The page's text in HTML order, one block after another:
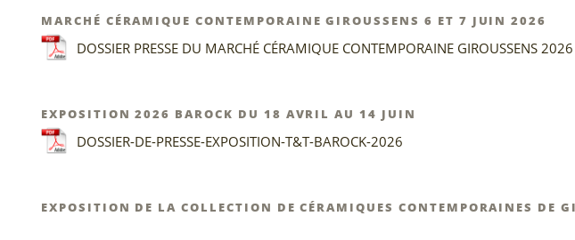
MARCHÉ CÉRAMIQUE CONTEMPORAINE GIROUSSENS 6 ET 7 JUIN 2026
DOSSIER PRESSE DU MARCHÉ CÉRAMIQUE CONTEMPORAINE GIROUSSENS 2026
EXPOSITION 2026 BAROCK DU 18 AVRIL AU 14 JUIN
DOSSIER-DE-PRESSE-EXPOSITION-T&T-BAROCK-2026
EXPOSITION DE LA COLLECTION DE CÉRAMIQUES CONTEMPORAINES DE